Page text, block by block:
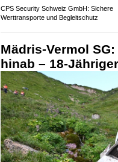
CPS Security Schweiz GmbH: Sichere
Werttransporte und Begleitschutz
Mädris-Vermol
hinab – 18-